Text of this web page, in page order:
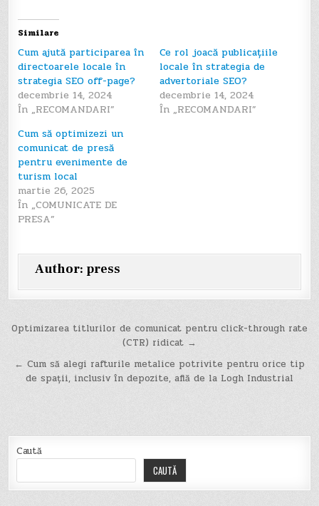
Similare
Cum ajută participarea în
directoarele locale în
strategia SEO off-page?
decembrie 14, 2024
În „RECOMANDARI”
Ce rol joacă publicațiile
locale în strategia de
advertoriale SEO?
decembrie 14, 2024
În „RECOMANDARI”
Cum să optimizezi un
comunicat de presă
pentru evenimente de
turism local
martie 26, 2025
În „COMUNICATE DE
PRESA”
Author: press
Navigare
articole
Optimizarea titlurilor de comunicat pentru click-through rate
(CTR) ridicat →
← Cum să alegi rafturile metalice potrivite pentru orice tip
de spații, inclusiv în depozite, află de la Logh Industrial
Caută
CAUTĂ